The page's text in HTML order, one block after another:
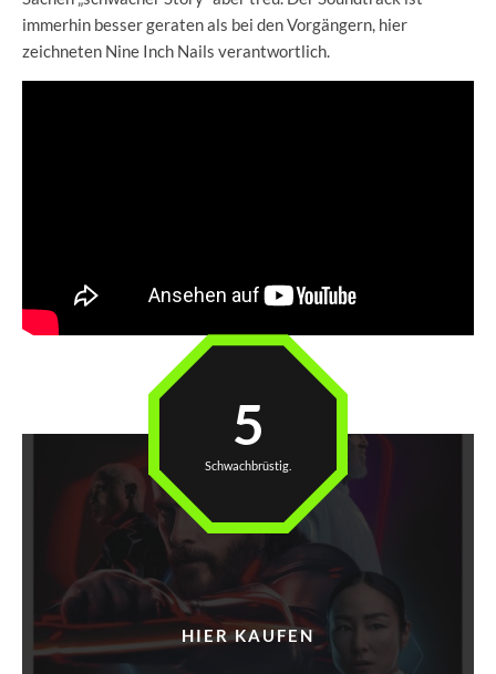
immerhin besser geraten als bei den Vorgängern, hier
zeichneten Nine Inch Nails verantwortlich.
5
Schwachbrüstig.
HIER KAUFEN